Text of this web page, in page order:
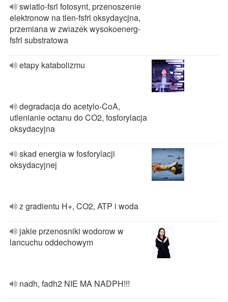
swiatlo-fsrl fotosynt, przenoszenie
elektronow na tlen-fsfrl oksydaycjna,
przemiana w zwiazek wysokoenerg-
fsfrl substratowa
etapy katabolizmu
degradacja do acetylo-CoA,
utlenianie octanu do CO2, fosforylacja
oksydacyjna
skad energia w fosforylacji
oksydacyjnej
z gradientu H+, CO2, ATP i woda
jakie przenosniki wodorow w
lancuchu oddechowym
nadh, fadh2 NIE MA NADPH!!!